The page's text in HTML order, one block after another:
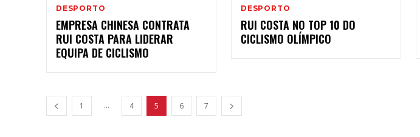
DESPORTO
EMPRESA CHINESA CONTRATA
RUI COSTA PARA LIDERAR
EQUIPA DE CICLISMO
DESPORTO
RUI COSTA NO TOP 10 DO
CICLISMO OLÍMPICO
1 ... 4 5 6 7